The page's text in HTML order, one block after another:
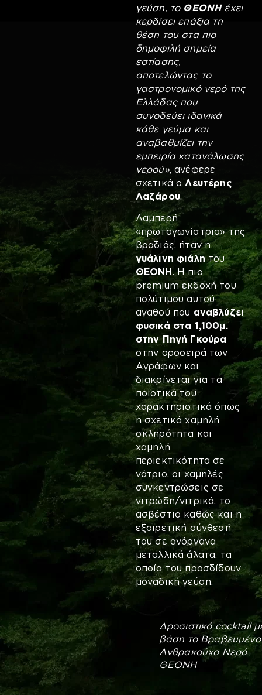
γεύση, το ΘΕΟΝΗέχει
κερδίσει επάξια τη
θέση του στα πιο
δημοφιλή σημεία
εστίασης,
αποτελώντας το
γαστρονομικό νερό της
Ελλάδας που
συνοδεύει ιδανικά
κάθε γεύμα και
αναβαθμίζει την
εμπειρία κατανάλωσης
νερού», ανέφερε
σχετικά ο Λευτέρης
Λαζάρου.
Λαμπερή
«πρωταγωνίστρια» της
βραδιάς, ήταν η
γυάλινη φιάλητου
ΘΕΟΝΗ. Η πιο
premium εκδοχή του
πολύτιμου αυτού
αγαθού που αναβλύζει
φυσικά στα 1,100μ.
στην Πηγή Γκούρα
στην οροσειρά των
Αγράφων και
διακρίνεται για τα
ποιοτικά του
χαρακτηριστικά όπως
η σχετικά χαμηλή
σκληρότητα και
χαμηλή
περιεκτικότητα σε
νάτριο, οι χαμηλές
συγκεντρώσεις σε
νιτρώδη/νιτρικά, το
ασβέστιο καθώς και η
εξαιρετική σύνθεσή
του σε ανόργανα
μεταλλικά άλατα, τα
οποία του προσδίδουν
μοναδική γεύση.
Δροσιστικό cocktail
βάση το Βραβευμένο
Ανθρακούχο Νερό
ΘΕΟΝΗ